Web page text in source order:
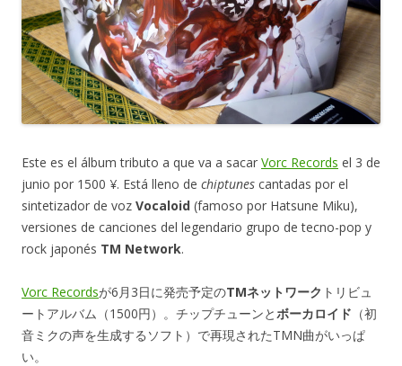
Este es el álbum tributo a que va a sacar Vorc Records el 3 de
junio por 1500 ¥. Está lleno de chiptunes cantadas por el
sintetizador de voz Vocaloid (famoso por Hatsune Miku),
versiones de canciones del legendario grupo de tecno-pop y
rock japonés TM Network.
Vorc Recordsが6月3日に発売予定のTMネットワーク トリビュ
ートアルバム（1500円）。チップチューンとボーカロイド （初
音ミクの声を生成するソフト）で再現されたTMN曲がいっぱ
い。